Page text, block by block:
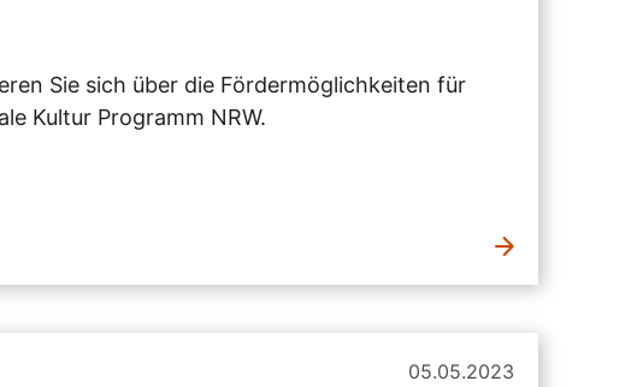
Sie sich über die Fördermöglichkeiten für
Kultur Programm NRW.
05.05.2023